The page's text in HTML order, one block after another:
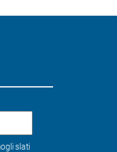
slati